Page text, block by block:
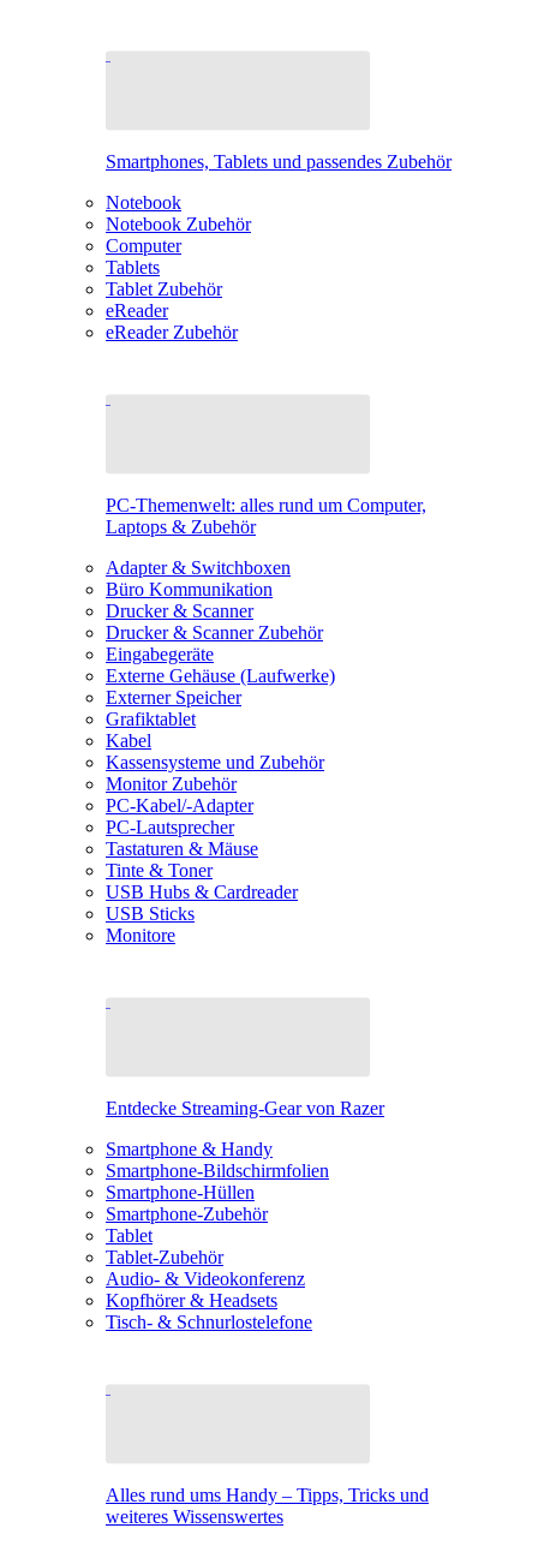
Smartphones, Tablets und passendes Zubehör
Notebook
Notebook Zubehör
Computer
Tablets
Tablet Zubehör
eReader
eReader Zubehör
PC-Themenwelt: alles rund um Computer,
Laptops & Zubehör
Adapter & Switchboxen
Büro Kommunikation
Drucker & Scanner
Drucker & Scanner Zubehör
Eingabegeräte
Externe Gehäuse (Laufwerke)
Externer Speicher
Grafiktablet
Kabel
Kassensysteme und Zubehör
Monitor Zubehör
PC-Kabel/-Adapter
PC-Lautsprecher
Tastaturen & Mäuse
Tinte & Toner
USB Hubs & Cardreader
USB Sticks
Monitore
Entdecke Streaming-Gear von Razer
Smartphone & Handy
Smartphone-Bildschirmfolien
Smartphone-Hüllen
Smartphone-Zubehör
Tablet
Tablet-Zubehör
Audio- & Videokonferenz
Kopfhörer & Headsets
Tisch- & Schnurlostelefone
Alles rund ums Handy – Tipps, Tricks und
weiteres Wissenswertes